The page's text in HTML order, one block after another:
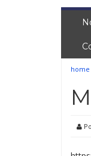
home